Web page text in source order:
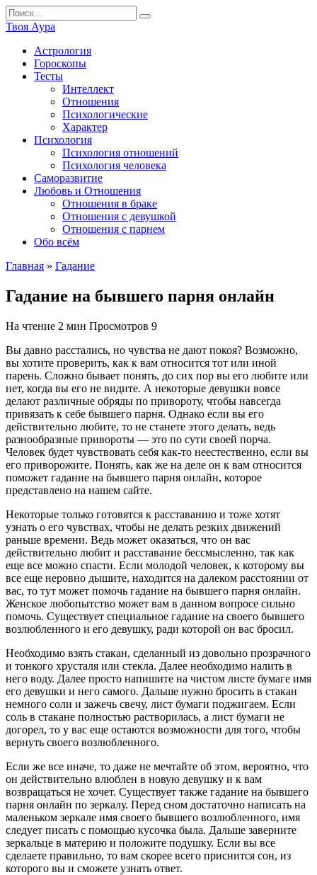
Перейти
к
содержанию
Search
for:
Твоя Аура
Астрология
Гороскопы
Тесты
Интеллект
Отношения
Психологические
Характер
Психология
Психология отношений
Психология человека
Саморазвитие
Любовь и Отношения
Отношения в браке
Отношения с девушкой
Отношения с парнем
Обо всём
Главная » Гадание
Гадание на бывшего парня онлайн
На чтение 2 мин Просмотров 9
Вы давно расстались, но чувства не дают покоя? Возможно,
вы хотите проверить, как к вам относится тот или иной
парень. Сложно бывает понять, до сих пор вы его любите или
нет, когда вы его не видите. А некоторые девушки вовсе
делают различные обряды по привороту, чтобы навсегда
привязать к себе бывшего парня. Однако если вы его
действительно любите, то не станете этого делать, ведь
разнообразные привороты — это по сути своей порча.
Человек будет чувствовать себя как-то неестественно, если вы
его приворожите. Понять, как же на деле он к вам относится
поможет гадание на бывшего парня онлайн, которое
представлено на нашем сайте.
Некоторые только готовятся к расставанию и тоже хотят
узнать о его чувствах, чтобы не делать резких движений
раньше времени. Ведь может оказаться, что он вас
действительно любит и расставание бессмысленно, так как
еще все можно спасти. Если молодой человек, к которому вы
все еще неровно дышите, находится на далеком расстоянии от
вас, то тут может помочь гадание на бывшего парня онлайн.
Женское любопытство может вам в данном вопросе сильно
помочь. Существует специальное гадание на своего бывшего
возлюбленного и его девушку, ради которой он вас бросил.
Необходимо взять стакан, сделанный из довольно прозрачного
и тонкого хрусталя или стекла. Далее необходимо налить в
него воду. Далее просто напишите на чистом листе бумаге имя
его девушки и него самого. Дальше нужно бросить в стакан
немного соли и зажечь свечу, лист бумаги поджигаем. Если
соль в стакане полностью растворилась, а лист бумаги не
догорел, то у вас еще остаются возможности для того, чтобы
вернуть своего возлюбленного.
Если же все иначе, то даже не мечтайте об этом, вероятно, что
он действительно влюблен в новую девушку и к вам
возвращаться не хочет. Существует также гадание на бывшего
парня онлайн по зеркалу. Перед сном достаточно написать на
маленьком зеркале имя своего бывшего возлюбленного, имя
следует писать с помощью кусочка была. Дальше заверните
зеркальце в материю и положите подушку. Если вы все
сделаете правильно, то вам скорее всего приснится сон, из
которого вы и сможете узнать ответ.